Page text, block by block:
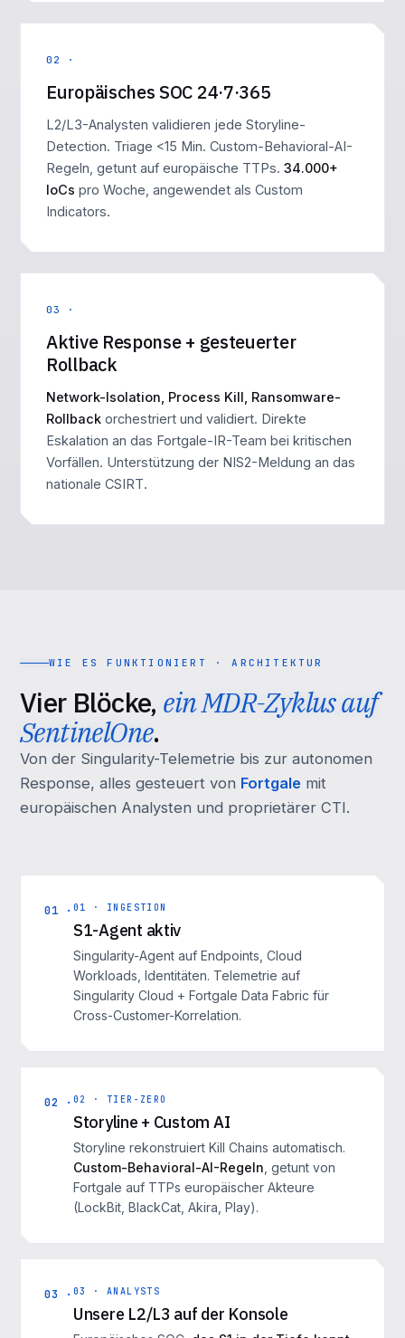
02 ·
Europäisches SOC 24·7·365
L2/L3-Analysten validieren jede Storyline-
Detection. Triage <15 Min. Custom-Behavioral-AI-
Regeln, getunt auf europäische TTPs. 34.000+
IoCs pro Woche, angewendet als Custom
Indicators.
03 ·
Aktive Response + gesteuerter
Rollback
Network-Isolation, Process Kill, Ransomware-
Rollback orchestriert und validiert. Direkte
Eskalation an das Fortgale-IR-Team bei kritischen
Vorfällen. Unterstützung der NIS2-Meldung an das
nationale CSIRT.
WIE ES FUNKTIONIERT · ARCHITEKTUR
Vier Blöcke, ein MDR-Zyklus auf
SentinelOne.
Von der Singularity-Telemetrie bis zur autonomen
Response, alles gesteuert von Fortgale mit
europäischen Analysten und proprietärer CTI.
01 · 01 · INGESTION
S1-Agent aktiv
Singularity-Agent auf Endpoints, Cloud
Workloads, Identitäten. Telemetrie auf
Singularity Cloud + Fortgale Data Fabric für
Cross-Customer-Korrelation.
02 · 02 · TIER-ZERO
Storyline + Custom AI
Storyline rekonstruiert Kill Chains automatisch.
Custom-Behavioral-AI-Regeln , getunt von
Fortgale auf TTPs europäischer Akteure
(LockBit, BlackCat, Akira, Play).
03 · 03 · ANALYSTS
Unsere L2/L3 auf der Konsole